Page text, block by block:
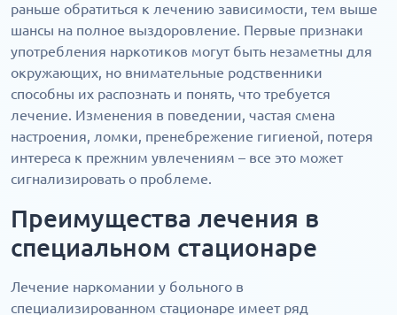
раньше обратиться к лечению зависимости, тем выше
шансы на полное выздоровление. Первые признаки
употребления наркотиков могут быть незаметны для
окружающих, но внимательные родственники
способны их распознать и понять, что требуется
лечение. Изменения в поведении, частая смена
настроения, ломки, пренебрежение гигиеной, потеря
интереса к прежним увлечениям – все это может
сигнализировать о проблеме.
Преимущества лечения в
специальном стационаре
Лечение наркомании у больного в
специализированном стационаре имеет ряд